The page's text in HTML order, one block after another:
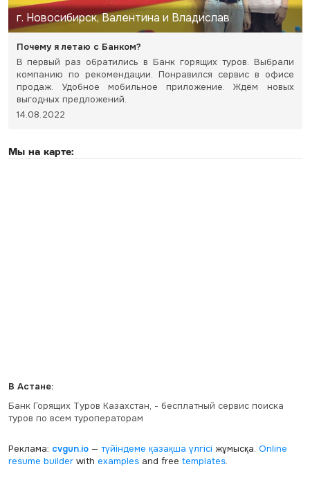
г. Новосибирск, Валентина и Владислав
Почему я летаю с Банком?
В первый раз обратились в Банк горящих туров. Выбрали
компанию по рекомендации. Понравился сервис в офисе
продаж. Удобное мобильное приложение. Ждём новых
выгодных предложений.
14.08.2022
Мы на карте:
В Астане:
Банк Горящих Туров Казахстан, - бесплатный сервис поиска
туров по всем туроператорам
Реклама: cvgun.io— түйіндеме қазақша үлгісі жұмысқа. Online
resume builderwith examplesand free templates.